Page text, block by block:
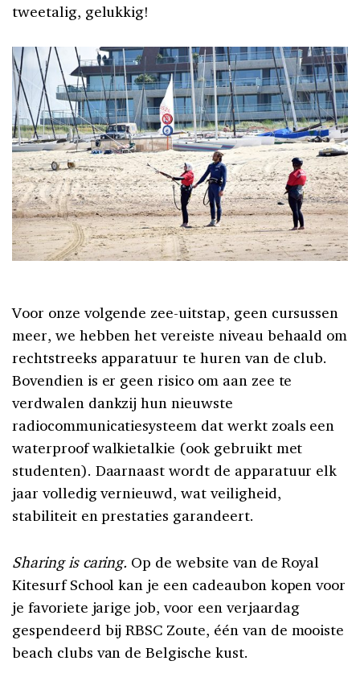
tweetalig, gelukkig!
Voor onze volgende zee-uitstap, geen cursussen
meer, we hebben het vereiste niveau behaald om
rechtstreeks apparatuur te huren van de club.
Bovendien is er geen risico om aan zee te
verdwalen dankzij hun nieuwste
radiocommunicatiesysteem dat werkt zoals een
waterproof walkietalkie (ook gebruikt met
studenten). Daarnaast wordt de apparatuur elk
jaar volledig vernieuwd, wat veiligheid,
stabiliteit en prestaties garandeert.
Sharing is caring. Op de website van de Royal
Kitesurf School kan je een cadeaubon kopen voor
je favoriete jarige job, voor een verjaardag
gespendeerd bij RBSC Zoute, één van de mooiste
beach clubs van de Belgische kust.